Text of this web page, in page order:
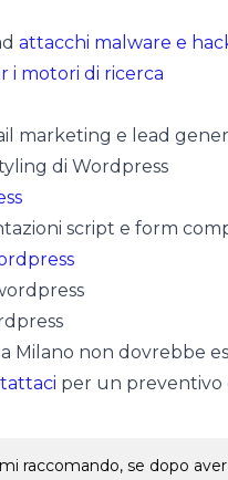
attacchi malware e
i motori di ricerca
marketing e lead
di Wordpress
script e form
Milano non dovrebbe
per un preventivo
raccomando, se dopo